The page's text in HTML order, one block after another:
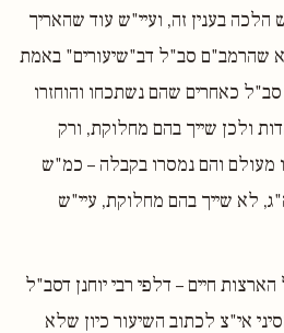
הלכה בענין זה, ועיי"ש עוד שהאריך
שהרמב"ם סב"ל דב"שיעורים" באמת
כאחרים שהם נשתכחו והוחזרו
ולכן שייך בהם מחלוקת, ורק
והם נמסרו בקבלה – כמ"ש
לא שייך בהם מחלוקת, עיי"ש
חיים – דלפי רבי יוחנן דסב"ל
אי"צ לכתוב השיעור כיון שלא